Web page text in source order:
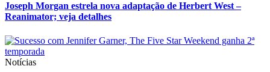
Joseph Morgan estrela nova adaptação de Herbert West –
Reanimator; veja detalhes
Notícias